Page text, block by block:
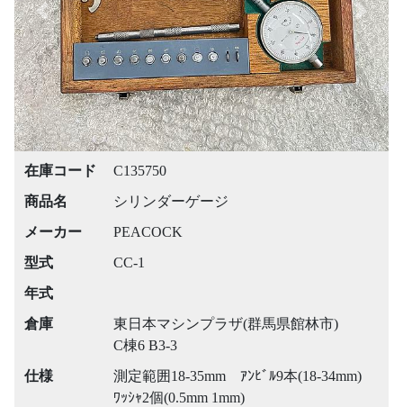
Previous Next
在庫コード
C135750
商品名
シリンダーゲージ
メーカー
PEACOCK
型式
CC-1
年式
倉庫
東日本マシンプラザ(群馬県館林市)
C棟6 B3-3
仕様
測定範囲18-35mm ｱﾝﾋﾞﾙ9本(18-34mm)
ﾜｯｼｬ2個(0.5mm 1mm)